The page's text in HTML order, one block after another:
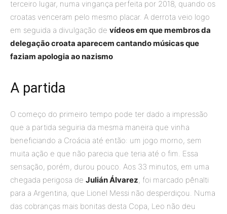
terceiro lugar, numa vingança perfeita por 2018, quando os
croatas venceram pelo mesmo placar. A derrota veio logo
em seguida a divulgação de vídeos em que membros da
delegação croata aparecem cantando músicas que
faziam apologia ao nazismo.
A partida
O começo do primeiro tempo pode ter dado a impressão
que a partida seguiria da mesma maneira que vinha
beneficiando a Croácia até então: um jogo morno, sem
muita ação e que não parecia que teria até o fim. Essa
sensação, porém, durou pouco. Aos 33 minutos, em uma
chegada perigosa de Julián Álvarez, foi marcado pênalti
para a Argentina, que Lionel Messi não desperdiçou. Numa
das cobranças mais bonitas desta Copa, Leo não deu